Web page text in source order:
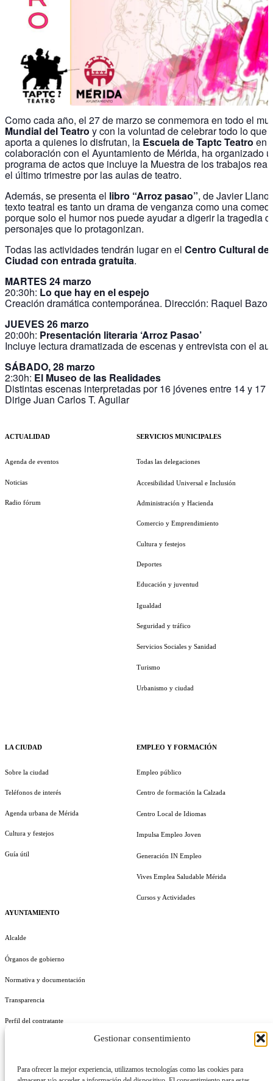
Gestionar consentimiento
Para ofrecer la mejor experiencia, utilizamos tecnologías como las cookies para
Como cada año, el 27 de marzo se conmemora en todo el
Mundial del Teatro y con la voluntad de celebrar todo lo que
aporta a quienes lo disfrutan, la Escuela de Taptc Teatro en
colaboración con el Ayuntamiento de Mérida, ha organizado
programa de actos que incluye la Muestra de los trabajos
el último trimestre por las aulas de teatro.
Además, se presenta el libro “Arroz pasao”, de Javier
texto teatral es tanto un drama de venganza como una
porque solo el humor nos puede ayudar a digerir la tragedia
personajes que lo protagonizan.
Todas las actividades tendrán lugar en el Centro Cultural de
Ciudad con entrada gratuita.
MARTES 24 marzo
20:30h: Lo que hay en el espejo
Creación dramática contemporánea. Dirección: Raquel Bazo
JUEVES 26 marzo
20:00h: Presentación literaria ‘Arroz Pasao’
Incluye lectura dramatizada de escenas y entrevista con el
SÁBADO, 28 marzo
2:30h: El Museo de las Realidades
Distintas escenas interpretadas por 16 jóvenes entre 14 y 17
Dirige Juan Carlos T. Aguilar
ACTUALIDAD
Agenda de eventos
Noticias
Radio fórum
LA CIUDAD
Sobre la ciudad
Teléfonos de interés
Agenda urbana de Mérida
Cultura y festejos
Guía útil
AYUNTAMIENTO
Alcalde
Órganos de gobierno
Normativa y documentación
Transparencia
Perfil del contratante
SERVICIOS MUNICIPALES
Todas las delegaciones
Accesibilidad Universal e Inclusión
Administración y Hacienda
Comercio y Emprendimiento
Cultura y festejos
Deportes
Educación y juventud
Igualdad
Seguridad y tráfico
Servicios Sociales y Sanidad
Turismo
Urbanismo y ciudad
EMPLEO Y FORMACIÓN
Empleo público
Centro de formación la Calzada
Centro Local de Idiomas
Impulsa Empleo Joven
Generación IN Empleo
Vives Emplea Saludable Mérida
Cursos y Actividades